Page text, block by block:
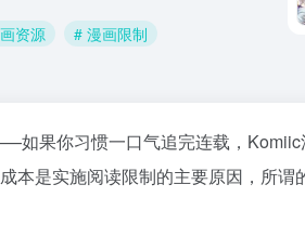
资源 # 漫画限制
如果你习惯一口气追完连载，
是实施阅读限制的主要原因，所谓